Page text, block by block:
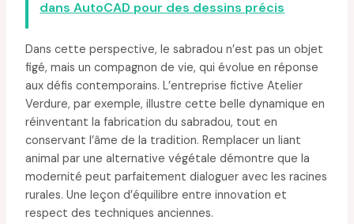
dans AutoCAD pour des dessins précis
Dans cette perspective, le sabradou n’est pas un objet
figé, mais un compagnon de vie, qui évolue en réponse
aux défis contemporains. L’entreprise fictive Atelier
Verdure, par exemple, illustre cette belle dynamique en
réinventant la fabrication du sabradou, tout en
conservant l’âme de la tradition. Remplacer un liant
animal par une alternative végétale démontre que la
modernité peut parfaitement dialoguer avec les racines
rurales. Une leçon d’équilibre entre innovation et
respect des techniques anciennes.